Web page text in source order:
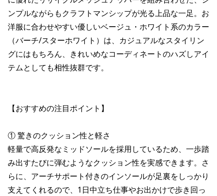
ンプルながらもクラフトマンシップが光る上品な一足。お
洋服に合わせやすい優しいベージュ・ホワイト系のカラー
（バーチ/スターホワイト）は、カジュアルなスタイリン
グにはもちろん、きれいめなコーディネートのハズしアイ
テムとしても相性抜群です。
【おすすめの注目ポイント】
① 驚きのクッション性と軽さ
軽量で高反発なミッドソールを採用しているため、一歩踏
み出すたびに弾むようなクッション性を実感できます。さ
らに、アーチサポート付きのインソールが足裏をしっかり
支えてくれるので、1日中立ち仕事やお出かけで歩き回っ